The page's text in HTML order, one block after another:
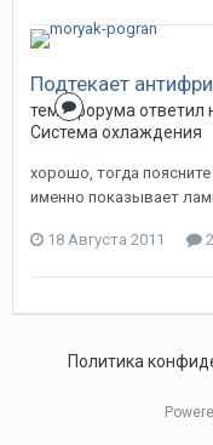
Подтекает
тема форума ответил
Система охлаждения
хорошо, тогда
именно показывает
18 Августа 2011
Политика